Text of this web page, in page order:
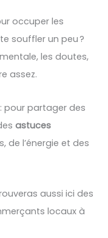
occuper les
souffler un peu ?
les doutes,
assez.
pour partager des
astuces
de l’énergie et des
aussi ici des
locaux à